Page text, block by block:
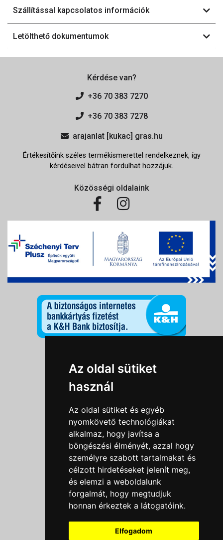
Az oldal sütiket
használ
Az oldal sütiket és egyéb
nyomkövető technológiákat
alkalmaz, hogy javítsa a
böngészési élményét, azzal hogy
személyre szabott tartalmakat és
célzott hirdetéseket jelenít meg,
és elemzi a weboldalunk
forgalmát, hogy megtudjuk
honnan érkeztek a látogatóink.
Elfogadom
Szállítással kapcsolatos információk
Letölthető dokumentumok
Kérdése van?
+36 70 383 7270
+36 70 383 7278
arajanlat [kukac] gras.hu
Értékesítőink széles termékismerettel rendelkeznek, így
kérdéseivel bátran fordulhat hozzájuk.
Közösségi oldalaink
Információk
Általános szerződési feltételek
Impresszum
Nyereményjáték szabály
Outlet nap nyereményjáték szabályzat
Süti beállítások
Menü
Ajánlatkérés
Szakmai tippek / Újdonságok
Kapcsolat
Letölthető katalógusok